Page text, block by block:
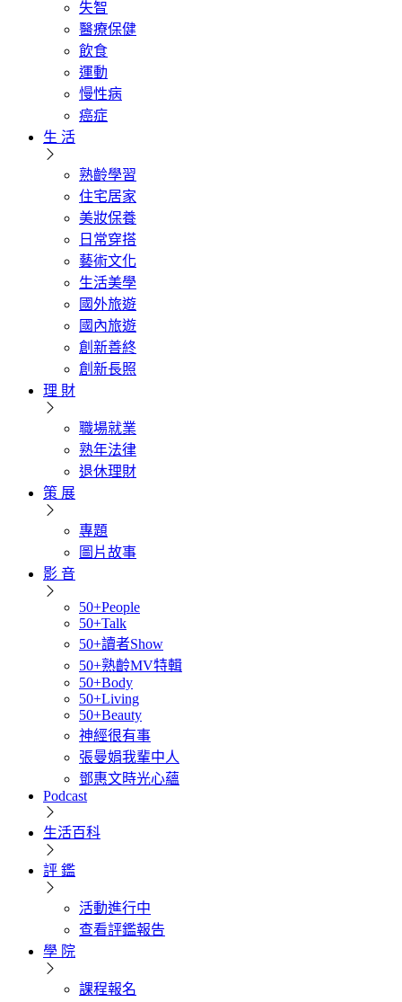
失智
醫療保健
飲食
運動
慢性病
癌症
生 活
熟齡學習
住宅居家
美妝保養
日常穿搭
藝術文化
生活美學
國外旅遊
國內旅遊
創新善終
創新長照
理 財
職場就業
熟年法律
退休理財
策 展
專題
圖片故事
影 音
50+People
50+Talk
50+讀者Show
50+熟齡MV特輯
50+Body
50+Living
50+Beauty
神經很有事
張曼娟我輩中人
鄧惠文時光心蘊
Podcast
生活百科
評 鑑
活動進行中
查看評鑑報告
學 院
課程報名